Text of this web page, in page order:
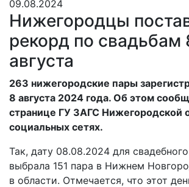
09.08.2024
Нижегородцы
рекорд по свадьбам
августа
263 нижегородские пары
8 августа 2024 года. Об этом
странице ГУ ЗАГС Нижегородской
социальных сетях.
Так, дату 08.08.2024 для
выбрала 151 пара в Нижнем
в области. Отмечается, что этот